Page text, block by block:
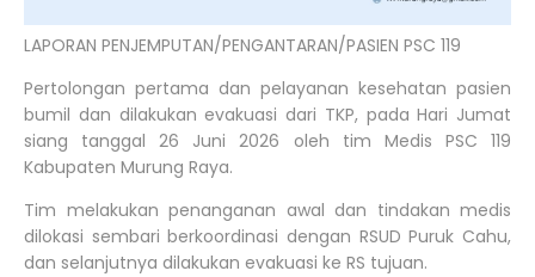
LAPORAN PENJEMPUTAN/PENGANTARAN/PASIEN PSC 119
Pertolongan pertama dan pelayanan kesehatan pasien
bumil dan dilakukan evakuasi dari TKP, pada Hari Jumat
siang tanggal 26 Juni 2026 oleh tim Medis PSC 119
Kabupaten Murung Raya.
Tim melakukan penanganan awal dan tindakan medis
dilokasi sembari berkoordinasi dengan RSUD Puruk Cahu,
dan selanjutnya dilakukan evakuasi ke RS tujuan.